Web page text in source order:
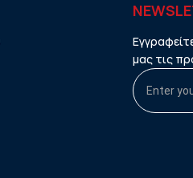
μας τις